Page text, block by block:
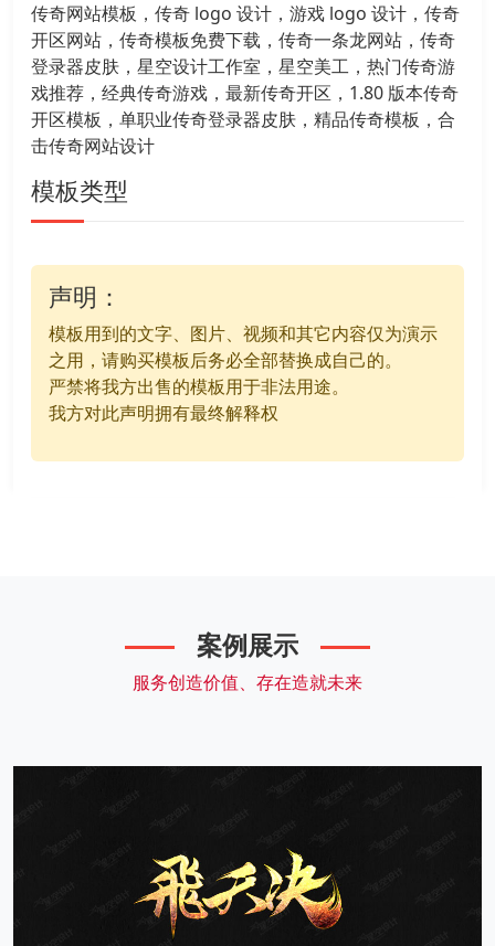
传奇网站模板，传奇 logo 设计，游戏 logo 设计，传奇
开区网站，传奇模板免费下载，传奇一条龙网站，传奇
登录器皮肤，星空设计工作室，星空美工，热门传奇游
戏推荐，经典传奇游戏，最新传奇开区，1.80 版本传奇
开区模板，单职业传奇登录器皮肤，精品传奇模板，合
击传奇网站设计
模板类型
声明：
模板用到的文字、图片、视频和其它内容仅为演示
之用，请购买模板后务必全部替换成自己的。
严禁将我方出售的模板用于非法用途。
我方对此声明拥有最终解释权
案例展示
服务创造价值、存在造就未来